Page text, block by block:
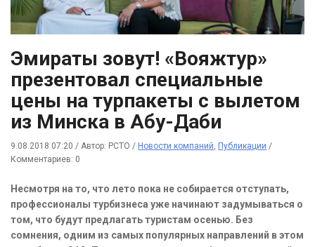
Эмираты зовут! «Вояжтур»
презентовал специальные
цены на турпакеты с вылетом
из Минска в Абу-Даби
9.08.2018 07:20 / Автор: РСТО / Новости компаний, Публикации /
Комментариев: 0
Несмотря на то, что лето пока не собирается отступать,
профессионалы турбизнеса уже начинают задумываться о
том, что будут предлагать туристам осенью. Без
сомнения, одним из самых популярных направлений в этом